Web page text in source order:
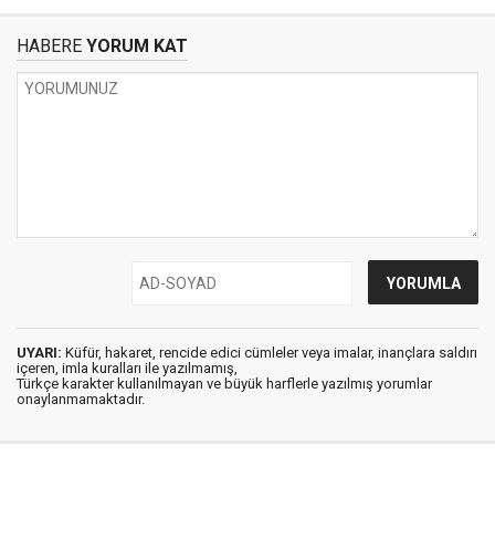
HABERE YORUM KAT
UYARI: Küfür, hakaret, rencide edici cümleler veya imalar, inançlara saldırı
içeren, imla kuralları ile yazılmamış,
Türkçe karakter kullanılmayan ve büyük harflerle yazılmış yorumlar
onaylanmamaktadır.